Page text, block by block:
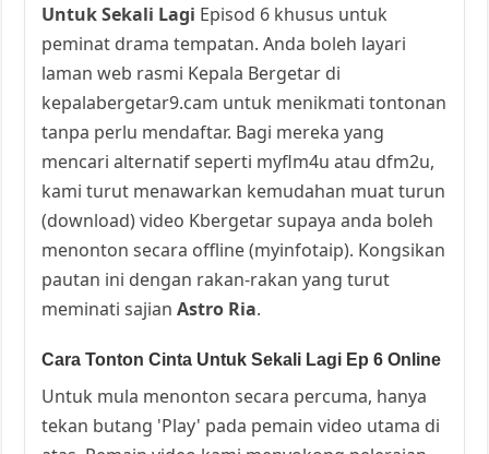
Untuk Sekali Lagi Episod 6 khusus untuk
peminat drama tempatan. Anda boleh layari
laman web rasmi Kepala Bergetar di
kepalabergetar9.cam untuk menikmati tontonan
tanpa perlu mendaftar. Bagi mereka yang
mencari alternatif seperti myflm4u atau dfm2u,
kami turut menawarkan kemudahan muat turun
(download) video Kbergetar supaya anda boleh
menonton secara offline (myinfotaip). Kongsikan
pautan ini dengan rakan-rakan yang turut
meminati sajianAstro Ria.
Cara Tonton Cinta Untuk Sekali Lagi Ep 6 Online
Untuk mula menonton secara percuma, hanya
tekan butang 'Play' pada pemain video utama di